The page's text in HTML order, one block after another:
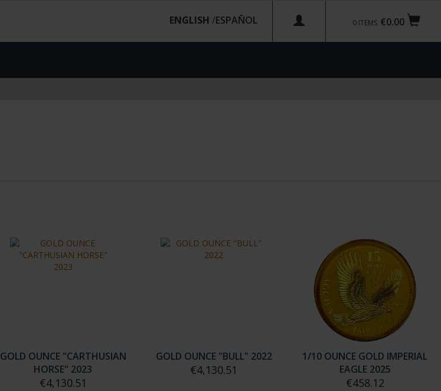
€0.00
0 ITEMS
ENGLISH /
GOLD OUNCE "CARTHUSIAN
HORSE" 2023
€4,130.51
GOLD OUNCE "BULL" 2022
€4,130.51
1/10 OUNCE GOLD IMPERIAL
EAGLE 2025
€458.12